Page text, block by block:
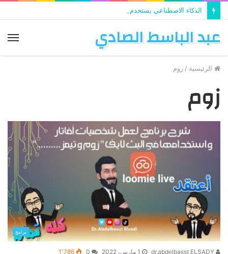
الذكاء الاصطناعي يستخدم في تطوير التعليم
عبد الباسط الصادي
الرئيسية / زوم
زوم
برامج
1 مارس، 2022 0 1٬786